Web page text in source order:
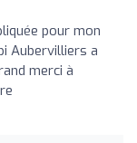
pour mon
Aubervilliers a
merci à